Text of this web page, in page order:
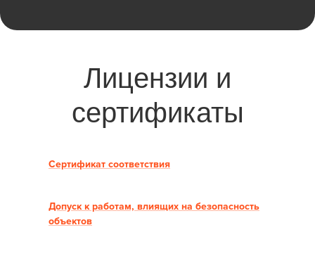
Лицензии и
сертификаты
Сертификат соответствия
Допуск к работам, влиящих на безопасность
объектов